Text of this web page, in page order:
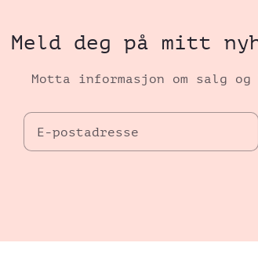
Meld deg på mitt
Motta informasjon om salg og